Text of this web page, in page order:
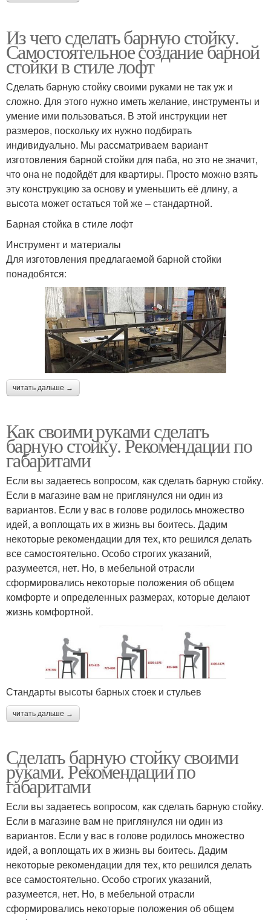
Из чего сделать барную стойку.
Самостоятельное создание барной
стойки в стиле лофт
Сделать барную стойку своими руками не так уж и
сложно. Для этого нужно иметь желание, инструменты и
умение ими пользоваться. В этой инструкции нет
размеров, поскольку их нужно подбирать
индивидуально. Мы рассматриваем вариант
изготовления барной стойки для паба, но это не значит,
что она не подойдёт для квартиры. Просто можно взять
эту конструкцию за основу и уменьшить её длину, а
высота может остаться той же – стандартной.
Барная стойка в стиле лофт
Инструмент и материалы
Для изготовления предлагаемой барной стойки
понадобятся:
читать дальше →
Как своими руками сделать
барную стойку. Рекомендации по
габаритами
Если вы задаетесь вопросом, как сделать барную стойку.
Если в магазине вам не приглянулся ни один из
вариантов. Если у вас в голове родилось множество
идей, а воплощать их в жизнь вы боитесь. Дадим
некоторые рекомендации для тех, кто решился делать
все самостоятельно. Особо строгих указаний,
разумеется, нет. Но, в мебельной отрасли
сформировались некоторые положения об общем
комфорте и определенных размерах, которые делают
жизнь комфортной.
Стандарты высоты барных стоек и стульев
читать дальше →
Сделать барную стойку своими
руками. Рекомендации по
габаритами
Если вы задаетесь вопросом, как сделать барную стойку.
Если в магазине вам не приглянулся ни один из
вариантов. Если у вас в голове родилось множество
идей, а воплощать их в жизнь вы боитесь. Дадим
некоторые рекомендации для тех, кто решился делать
все самостоятельно. Особо строгих указаний,
разумеется, нет. Но, в мебельной отрасли
сформировались некоторые положения об общем